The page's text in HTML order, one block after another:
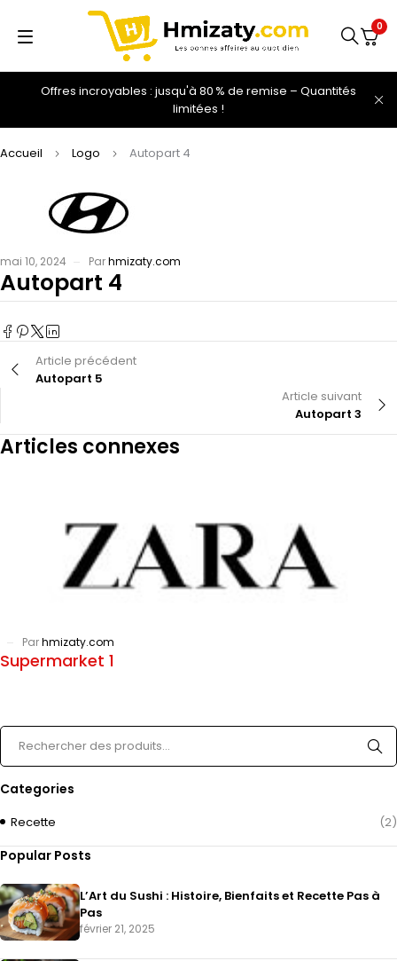
Offres incroyables : jusqu'à 80 % de remise – Quantités
limitées !
0
Accueil Logo Autopart 4
mai 10, 2024 Parhmizaty.com
Autopart 4
Article précédent
Autopart 5
Article suivant
Autopart 3
Articles connexes
Parhmizaty.com
Supermarket 1
Categories
Recette (2)
Popular Posts
L’Art du Sushi : Histoire, Bienfaits et Recette Pas à
Pas
février 21, 2025